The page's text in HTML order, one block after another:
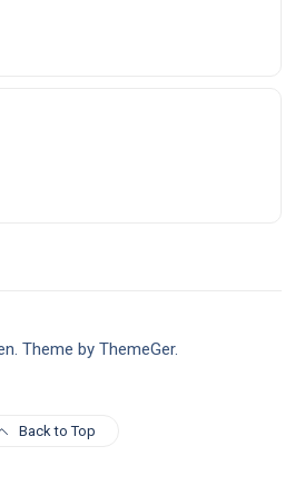
Theme by ThemeGer.
Back to Top